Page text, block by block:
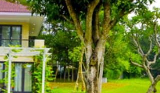
וילות באור הגנוז
צימרים באור הגנוז
אטרקציות בסביבה
מסעדות בסביבה
מסלולים בסביבה
קברי צדיקים
מגזין המושב
פרסום